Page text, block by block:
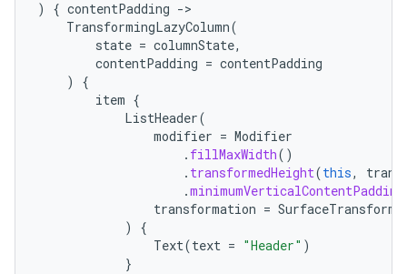
)
{ contentPadding -
TransformingLazyColumn(
state = columnState,
contentPadding = contentPadding
)
{
item {
ListHeader(
modifier = Modifier
. fillMaxWidth()
. transformedHeight(this,
.minimumVerticalContentPadding
transformation =
)
{
Text(text = "Header" )
}